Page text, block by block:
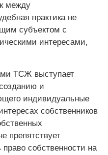
между
практика не
субъектом с
интересами,
ТСЖ выступает
и
индивидуальные
собственников
препятствует
собственности на